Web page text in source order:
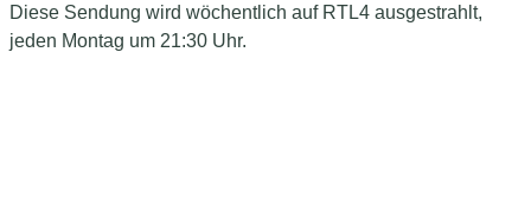
Diese Sendung wird wöchentlich auf RTL4 ausgestrahlt,
jeden Montag um 21:30 Uhr.